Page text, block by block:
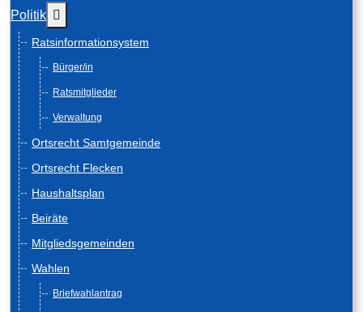
Politik
Ratsinformationsystem
Bürger/in
Ratsmitglieder
Verwaltung
Ortsrecht Samtgemeinde
Ortsrecht Flecken
Haushaltsplan
Beiräte
Mitgliedsgemeinden
Wahlen
Briefwahlantrag